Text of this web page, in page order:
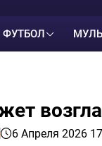
ФУТБОЛ
6 Апреля 2026